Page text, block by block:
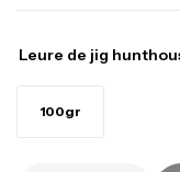
Leure de jig
100gr